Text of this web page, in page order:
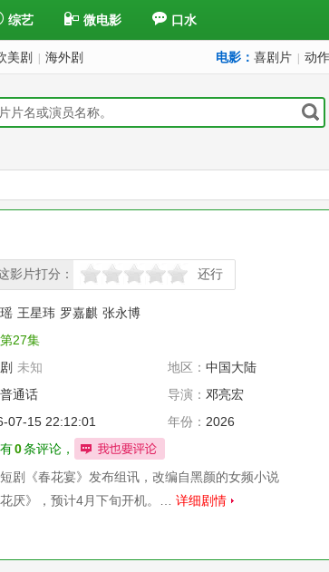
综艺 微电影 口水
美剧 海外剧 电影： 喜剧片 动
影片打分：
较差 还行推荐 力荐 还行
王星玮 罗嘉麒 张永博
27集
未知 地区： 中国大陆
通话 导演： 邓亮宏
07-15 22:12:01 年份： 2026
0条评论，
剧《春花宴》发布组讯，改编自黑颜的女频小说
花厌》，预计4月下旬开机。… 详细剧情